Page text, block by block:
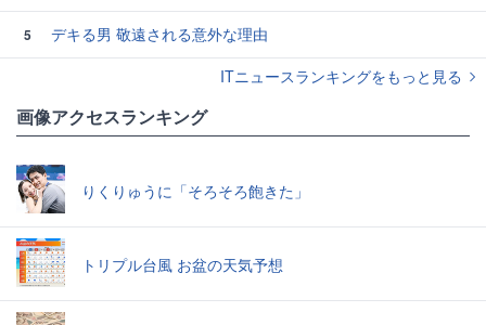
5
デキる男 敬遠される意外な理由
ITニュースランキングをもっと見る
画像アクセスランキング
りくりゅうに「そろそろ飽きた」
トリプル台風 お盆の天気予想